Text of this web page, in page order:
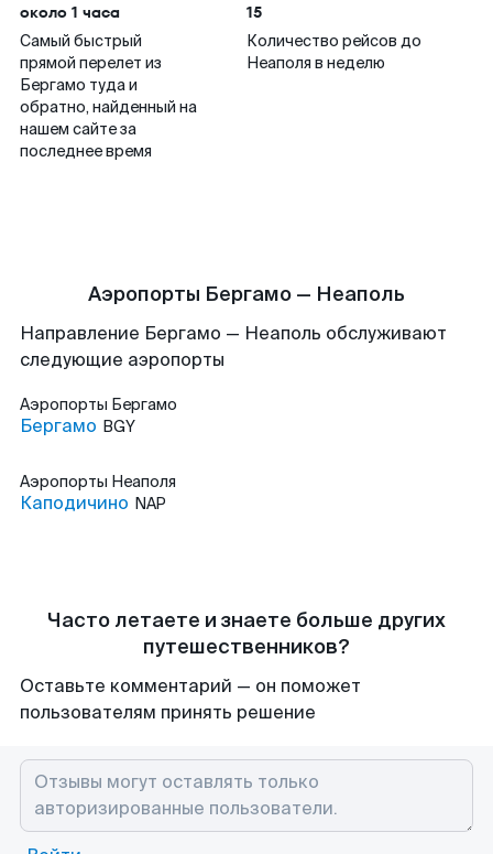
около 1 часа
Самый быстрый
прямой перелет из
Бергамо туда и
обратно, найденный на
нашем сайте за
последнее время
15
Количество рейсов до
Неаполя в неделю
Аэропорты Бергамо — Неаполь
Направление Бергамо — Неаполь обслуживают
следующие аэропорты
Аэропорты Бергамо
Бергамо BGY
Аэропорты Неаполя
Каподичино NAP
Часто летаете и знаете больше других
путешественников?
Оставьте комментарий — он поможет
пользователям принять решение